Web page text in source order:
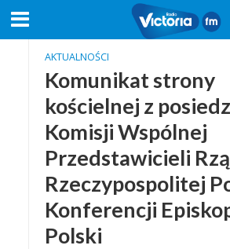
AKTUALNOŚCI
Komunikat strony
kościelnej z
Komisji Wspólnej
Przedstawicieli
Rzeczypospolitej
Konferencji
Polski